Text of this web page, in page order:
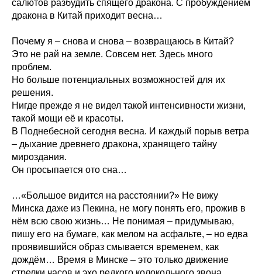
салютов разбудить спящего дракона. С пробуждением
дракона в Китай приходит весна…
Почему я – снова и снова – возвращаюсь в Китай?
Это не рай на земле. Совсем нет. Здесь много
проблем.
Но больше потенциальных возможностей для их
решения.
Нигде прежде я не видел такой интенсивности жизни,
такой мощи её и красоты.
В Поднебесной сегодня весна. И каждый порыв ветра
– дыхание древнего дракона, хранящего тайну
мироздания.
Он просыпается ото сна…
…«Большое видится на расстоянии?» Не вижу
Минска даже из Пекина, не могу понять его, прожив в
нём всю свою жизнь… Не понимая – придумываю,
пишу его на бумаге, как мелом на асфальте, – но едва
проявившийся образ смывается временем, как
дождём… Время в Минске – это только движение